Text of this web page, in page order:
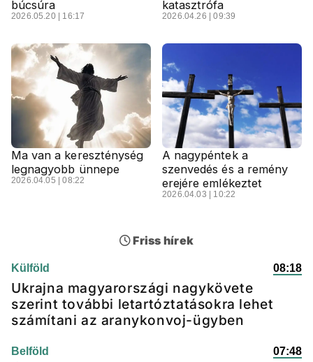
búcsúra
2026.05.20 | 16:17
katasztrófa
2026.04.26 | 09:39
Ma van a kereszténység
legnagyobb ünnepe
2026.04.05 | 08:22
A nagypéntek a
szenvedés és a remény
erejére emlékeztet
2026.04.03 | 10:22
Friss hírek
Külföld 08:18
Ukrajna magyarországi nagykövete
szerint további letartóztatásokra lehet
számítani az aranykonvoj-ügyben
Belföld 07:48